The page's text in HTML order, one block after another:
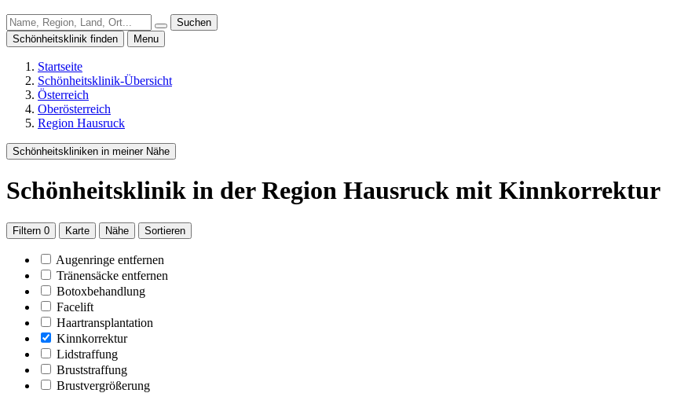
Suchen
Schönheitsklinik finden
Menu
Startseite
Schönheitsklinik-Übersicht
Österreich
Oberösterreich
Region Hausruck
Schönheitskliniken in meiner Nähe
Schönheitsklinik in der Region Hausruck mit Kinnkorrektur
Filtern 0 Karte Nähe Sortieren
Augenringe entfernen
Tränensäcke entfernen
Botoxbehandlung
Facelift
Haartransplantation
Kinnkorrektur
Lidstraffung
Bruststraffung
Brustvergrößerung